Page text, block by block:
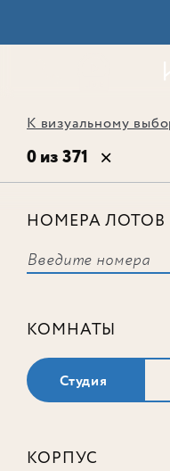
К визуальному
0 из 371
НОМЕРА ЛОТОВ
КОМНАТЫ
Студия
КОРПУС